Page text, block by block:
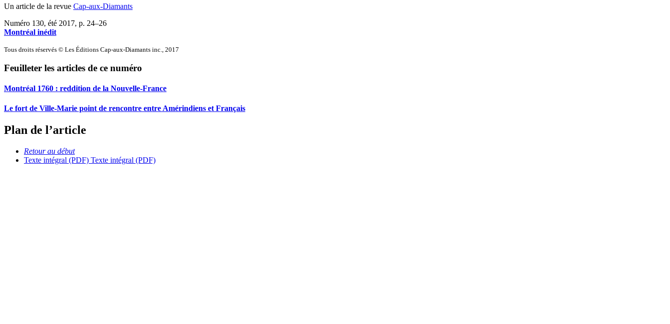
Un article de la revue Cap-aux-Diamants
Numéro 130, été 2017, p. 24–26
Montréal inédit
Tous droits réservés © Les Éditions Cap-aux-Diamants inc., 2017
Feuilleter les articles de ce numéro
Montréal 1760 : reddition de la Nouvelle-France
Le fort de Ville-Marie point de rencontre entre Amérindiens et Français
Plan de l’article
Retour au début
Texte intégral (PDF) Texte intégral (PDF)